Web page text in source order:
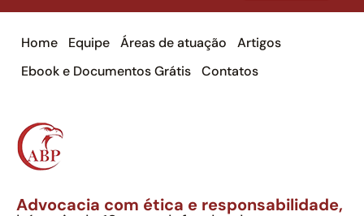
Home Equipe Áreas de atuação
Artigos
Ebook e Documentos Grátis
Contatos
Advocacia com ética e responsabilidade,